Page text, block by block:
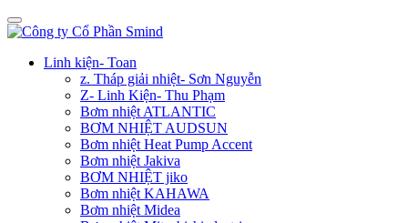
Linh kiện- Toan
z. Tháp giải nhiệt- Sơn Nguyễn
Z- Linh Kiện- Thu Phạm
Bơm nhiệt ATLANTIC
BƠM NHIỆT AUDSUN
Bơm nhiệt Heat Pump Accent
Bơm nhiệt Jakiva
BƠM NHIỆT jiko
Bơm nhiệt KAHAWA
Bơm nhiệt Midea